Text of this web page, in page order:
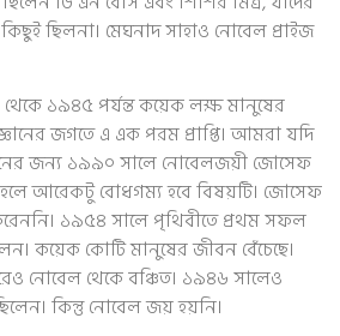
ছিলনা। মেঘনাদ সাহাও নোবেল প্রাইজ
থেকে ১৯৪৫ পর্যন্ত কয়েক লক্ষ মানুষের
জগতে এ এক পরম প্রাপ্তি। আমরা যদি
জন্য ১৯৯০ সালে নোবেলজয়ী জোসেফ
আরেকটু বোধগম্য হবে বিষয়টি। জোসেফ
১৯৫৪ সালে পৃথিবীতে প্রথম সফল
কয়েক কোটি মানুষের জীবন বেঁচেছে।
নোবেল থেকে বঞ্চিত। ১৯৪৬ সালেও
কিন্তু নোবেল জয় হয়নি।